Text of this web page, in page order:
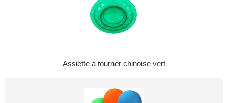
Assiette à tourner chinoise vert